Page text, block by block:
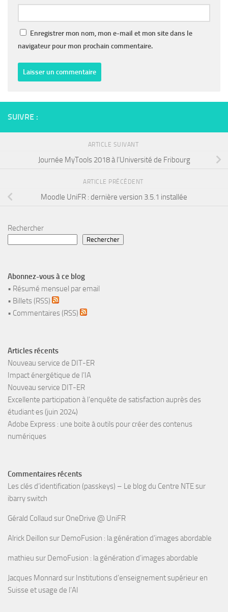
Enregistrer mon nom, mon e-mail et mon site dans le
navigateur pour mon prochain commentaire.
SUIVRE :
ARTICLE SUIVANT
Journée MyTools 2018 à l’Université de Fribourg
ARTICLE PRÉCÉDENT
Moodle UniFR : dernière version 3.5.1 installée
Rechercher
Rechercher
Abonnez-vous à ce blog
• Résumé mensuel par email
• Billets (RSS)
• Commentaires (RSS)
Articles récents
Nouveau service de DIT-ER
Impact énergétique de l’IA
Nouveau service DIT-ER
Excellente participation à l’enquête de satisfaction auprès des
étudiant·es (juin 2024)
Adobe Express : une boite à outils pour créer des contenus
numériques
Commentaires récents
Les clés d’identification (passkeys) – Le blog du Centre NTEsur
ibarry switch
Gérald Collaud sur OneDrive @ UniFR
Alrick Deillon sur DemoFusion : la génération d’images abordable
mathieu sur DemoFusion : la génération d’images abordable
Jacques Monnard sur Institutions d’enseignement supérieur en
Suisse et usage de l’AI